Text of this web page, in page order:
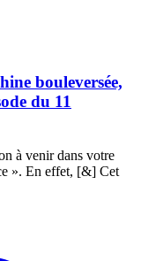
bouleversée,
du 11
à venir dans votre
». En effet, [&] Cet